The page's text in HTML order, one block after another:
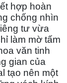
hợp hoàn
chống nhìn
tư vừa
làm mờ tấm
văn tinh
gian của
tạo nên một